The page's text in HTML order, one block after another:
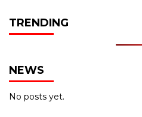
TRENDING
NEWS
No posts yet.